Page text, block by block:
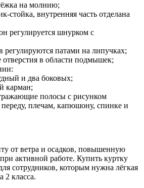
на молнию;
стойка, внутренняя часть отделана
регулируется шнурком с
регулируются патами на липучках;
в области подмышек;
и два боковых;
карман;
полосы с рисунком
плечам, капюшону, спинке и
от ветра и осадков, повышенную
активной работе. Купить куртку
сотрудников, которым нужна лёгкая
2 класса.